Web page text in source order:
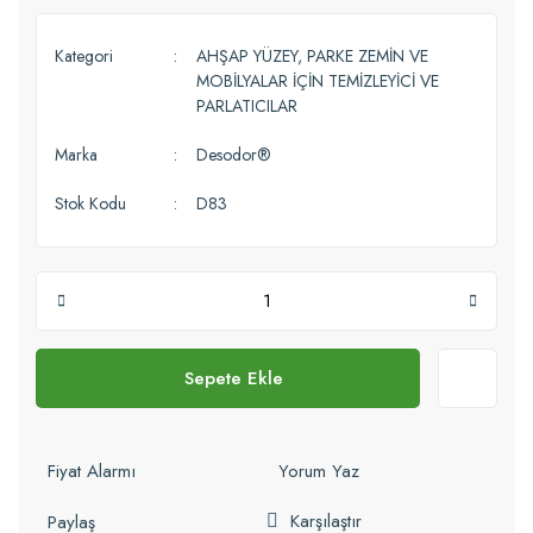
Kategori
AHŞAP YÜZEY, PARKE ZEMİN VE
MOBİLYALAR İÇİN TEMİZLEYİCİ VE
PARLATICILAR
Marka Desodor®
Stok Kodu D83
Sepete Ekle
Fiyat Alarmı
Yorum Yaz
Paylaş
Karşılaştır